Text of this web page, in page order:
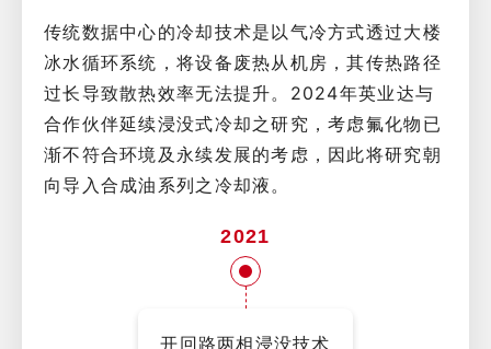
传统数据中心的冷却技术是以气冷方式透过大楼
冰水循环系统，将设备废热从机房，其传热路径
过长导致散热效率无法提升。2024年英业达与
合作伙伴延续浸没式冷却之研究，考虑氟化物已
渐不符合环境及永续发展的考虑，因此将研究朝
向导入合成油系列之冷却液。
2021
开回路两相浸没技术